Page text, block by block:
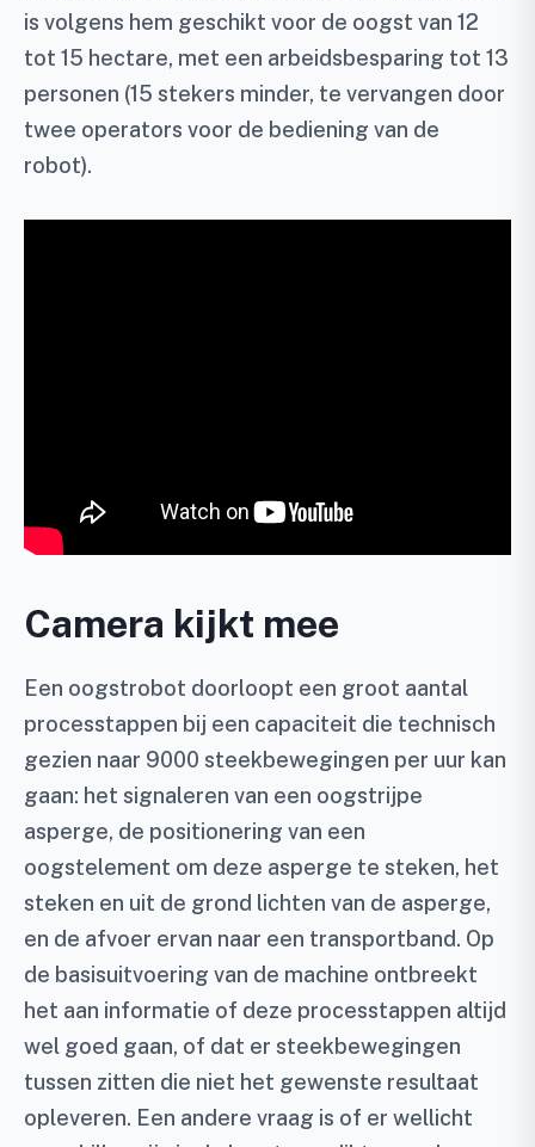
is volgens hem geschikt voor de oogst van 12
tot 15 hectare, met een arbeidsbesparing tot 13
personen (15 stekers minder, te vervangen door
twee operators voor de bediening van de
robot).
Camera kijkt mee
Een oogstrobot doorloopt een groot aantal
processtappen bij een capaciteit die technisch
gezien naar 9000 steekbewegingen per uur kan
gaan: het signaleren van een oogstrijpe
asperge, de positionering van een
oogstelement om deze asperge te steken, het
steken en uit de grond lichten van de asperge,
en de afvoer ervan naar een transportband. Op
de basisuitvoering van de machine ontbreekt
het aan informatie of deze processtappen altijd
wel goed gaan, of dat er steekbewegingen
tussen zitten die niet het gewenste resultaat
opleveren. Een andere vraag is of er wellicht